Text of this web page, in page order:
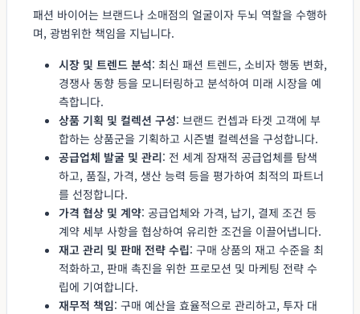
패션 바이어는 브랜드나 소매점의 얼굴이자 두뇌 역할을 수행하
며, 광범위한 책임을 지닙니다.
시장 및 트렌드 분석: 최신 패션 트렌드, 소비자 행동 변화,
경쟁사 동향 등을 모니터링하고 분석하여 미래 시장을 예
측합니다.
상품 기획 및 컬렉션 구성: 브랜드 컨셉과 타겟 고객에 부
합하는 상품군을 기획하고 시즌별 컬렉션을 구성합니다.
공급업체 발굴 및 관리: 전 세계 잠재적 공급업체를 탐색
하고, 품질, 가격, 생산 능력 등을 평가하여 최적의 파트너
를 선정합니다.
가격 협상 및 계약: 공급업체와 가격, 납기, 결제 조건 등
계약 세부 사항을 협상하여 유리한 조건을 이끌어냅니다.
재고 관리 및 판매 전략 수립: 구매 상품의 재고 수준을 최
적화하고, 판매 촉진을 위한 프로모션 및 마케팅 전략 수
립에 기여합니다.
재무적 책임: 구매 예산을 효율적으로 관리하고, 투자 대